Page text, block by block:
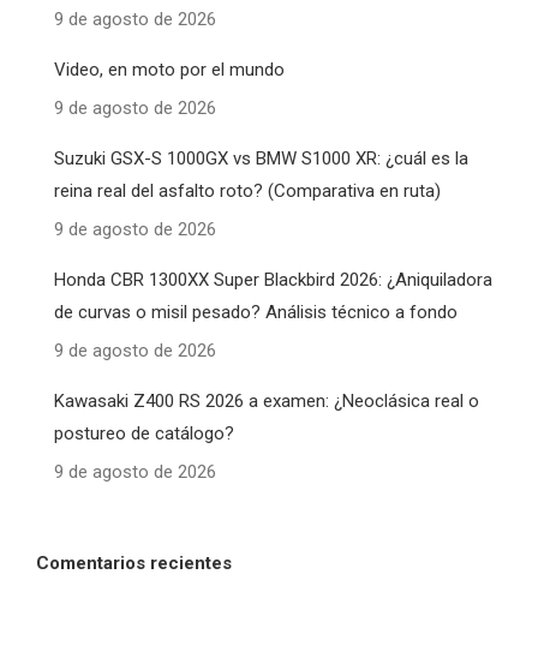
9 de agosto de 2026
Video, en moto por el mundo
9 de agosto de 2026
Suzuki GSX-S 1000GX vs BMW S1000 XR: ¿cuál es la
reina real del asfalto roto? (Comparativa en ruta)
9 de agosto de 2026
Honda CBR 1300XX Super Blackbird 2026: ¿Aniquiladora
de curvas o misil pesado? Análisis técnico a fondo
9 de agosto de 2026
Kawasaki Z400 RS 2026 a examen: ¿Neoclásica real o
postureo de catálogo?
9 de agosto de 2026
Comentarios recientes